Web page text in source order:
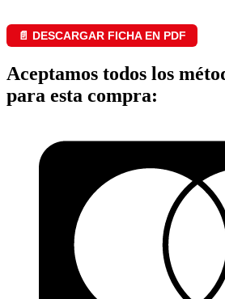
📄 DESCARGAR FICHA EN PDF
Aceptamos todos los
para esta compra: